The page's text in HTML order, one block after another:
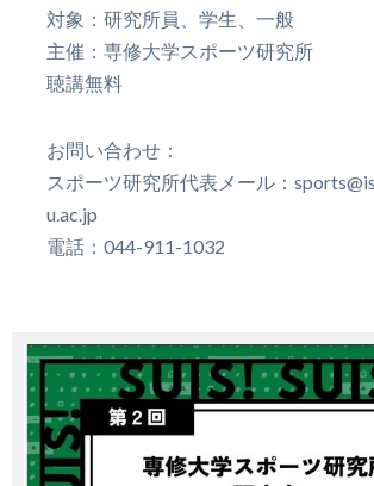
対象：研究所員、学生、一般
主催：専修大学スポーツ研究所
聴講無料
お問い合わせ：
スポーツ研究所代表メール：
u.ac.jp
電話：044-911-1032